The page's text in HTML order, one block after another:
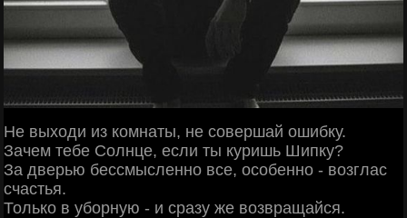
Не выходи из комнаты, не совершай ошибку.
Зачем тебе Солнце, если ты куришь Шипку?
За дверью бессмысленно все, особенно - возглас
счастья.
Только в уборную - и сразу же возвращайся.